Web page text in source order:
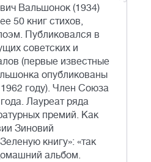
Вальшонок (1934)
50 книг стихов,
Публиковался в
советских и
(первые известные
опубликованы
году). Член Союза
Лауреат ряда
премий. Как
Зиновий
книгу»: «так
альбом.